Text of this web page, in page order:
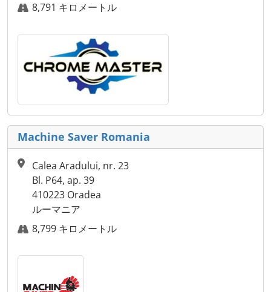
8,791 キロメートル
Machine Saver Romania
Calea Aradului, nr. 23
Bl. P64, ap. 39
410223 Oradea
ルーマニア
8,799 キロメートル